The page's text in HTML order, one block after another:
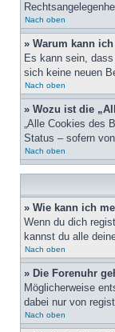
Nach oben
» Warum kann
Es kann sein,
sich keine neuen
Nach oben
» Wozu ist die
„Alle Cookies des
Status – sofern
Nach oben
» Wie kann ich
Wenn du dich
kannst du alle
Nach oben
» Die Forenuhr
Möglicherweise
dabei nur von
Nach oben